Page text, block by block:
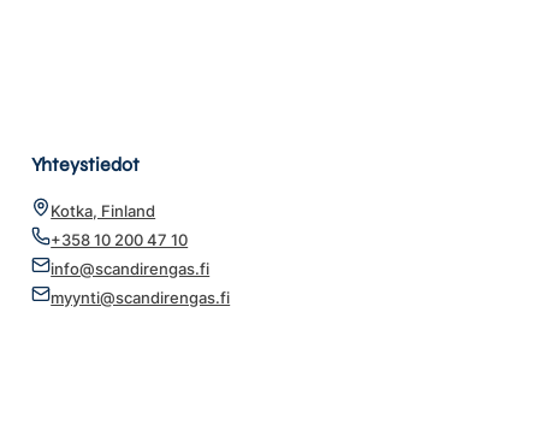
Yhteystiedot
Kotka, Finland
+358 10 200 47 10
info@scandirengas.fi
myynti@scandirengas.fi